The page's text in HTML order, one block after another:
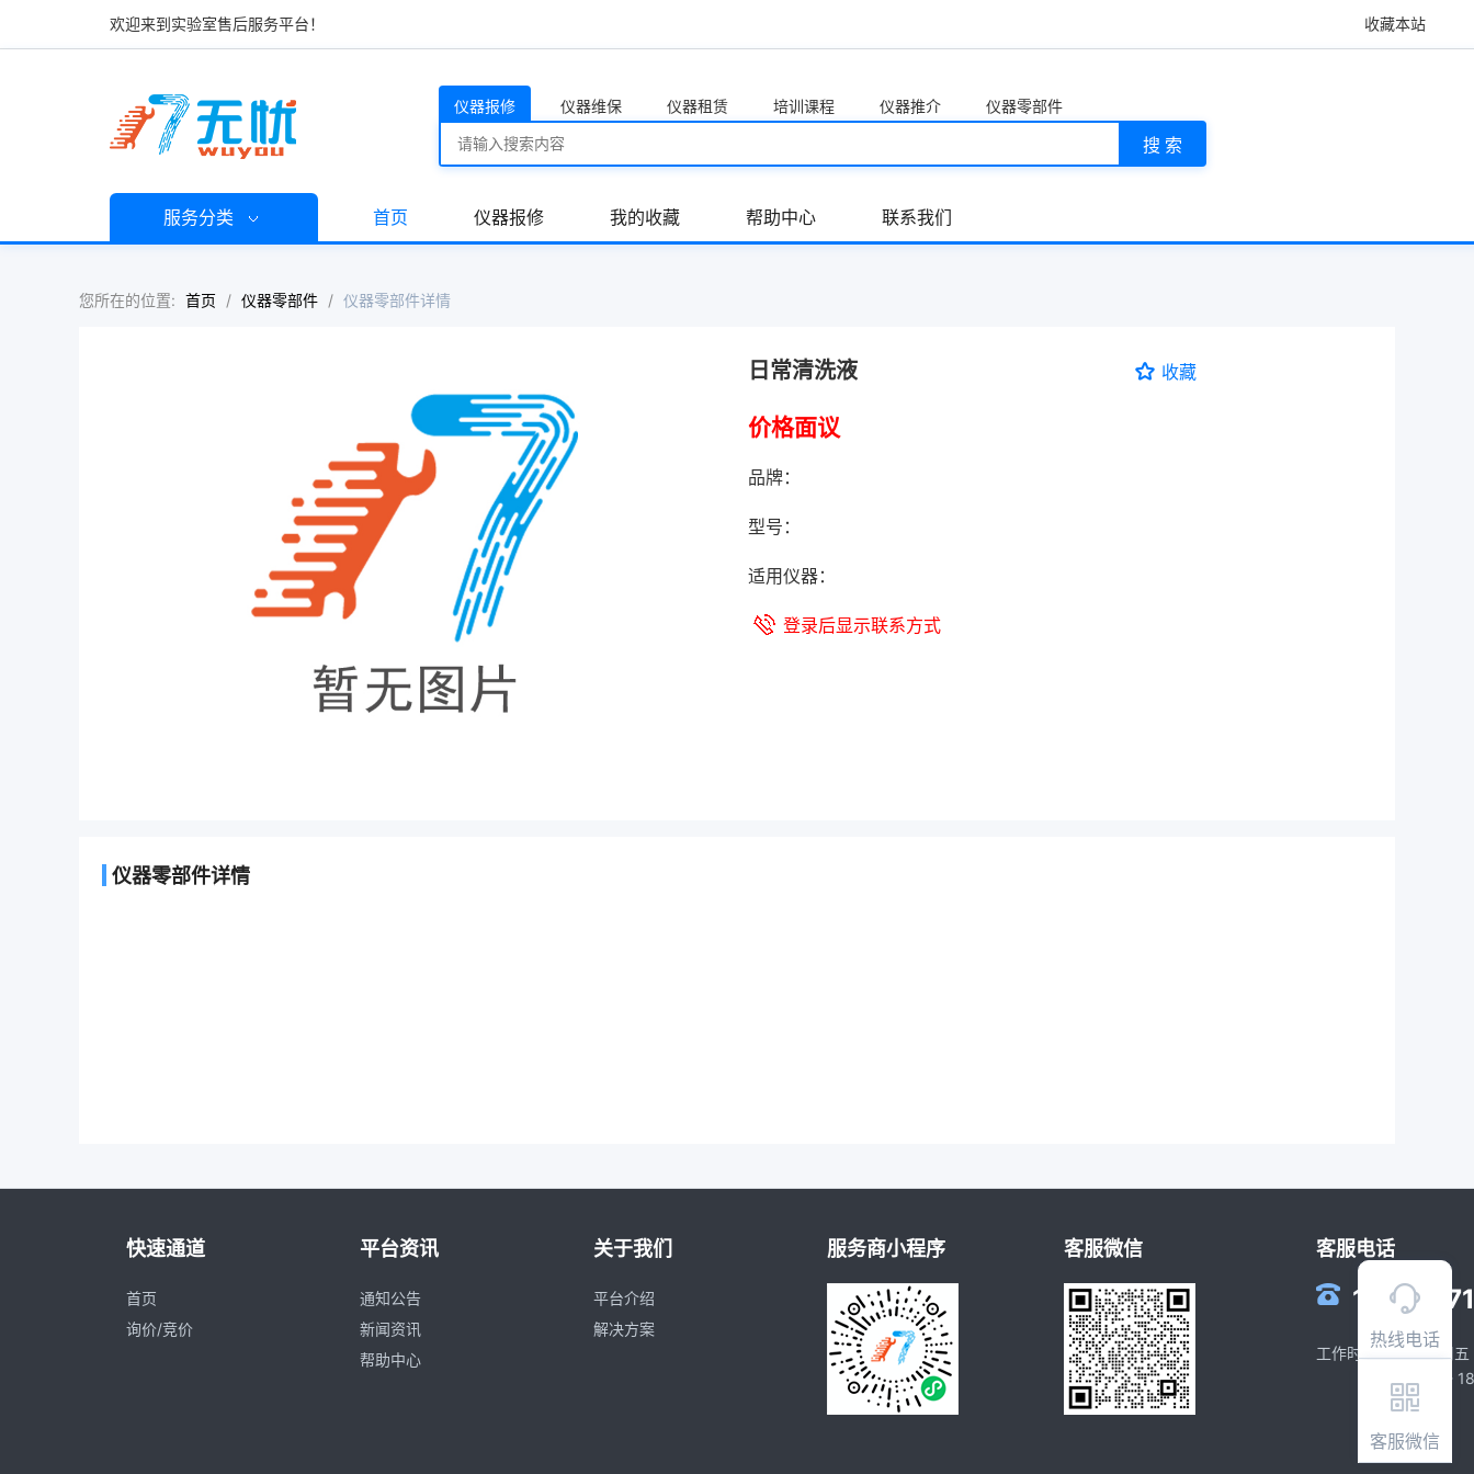
欢迎来到实验室售后服务平台！ 收藏本站
仪器报修 仪器维保 仪器租赁 培训课程 仪器推介 仪器零部件
搜 索
服务分类 首页 仪器报修 我的收藏 帮助中心 联系我们
您所在的位置: 首页 / 仪器零部件 / 仪器零部件详情
日常清洗液 收藏
价格面议
品牌：
型号：
适用仪器：
登录后显示联系方式
仪器零部件详情
快速通道
首页
询价/竞价
平台资讯
通知公告
新闻资讯
帮助中心
关于我们
平台介绍
解决方案
服务商小程序 客服微信 客服电话
工作时间：周一到周五
(09:00 -
热线电话
客服微信